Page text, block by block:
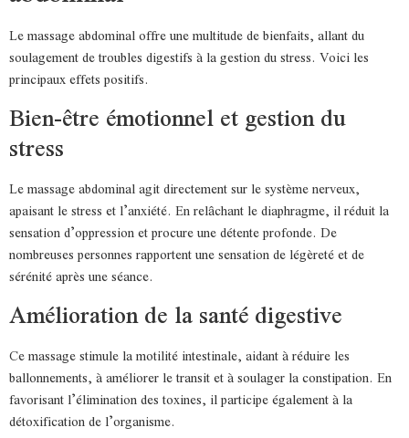
Le massage abdominal offre une multitude de bienfaits, allant du
soulagement de troubles digestifs à la gestion du stress. Voici les
principaux effets positifs.
Bien-être émotionnel et gestion du
stress
Le massage abdominal agit directement sur le système nerveux,
apaisant le stress et l’anxiété. En relâchant le diaphragme, il réduit la
sensation d’oppression et procure une détente profonde. De
nombreuses personnes rapportent une sensation de légèreté et de
sérénité après une séance.
Amélioration de la santé digestive
Ce massage stimule la motilité intestinale, aidant à réduire les
ballonnements, à améliorer le transit et à soulager la constipation. En
favorisant l’élimination des toxines, il participe également à la
détoxification de l’organisme.